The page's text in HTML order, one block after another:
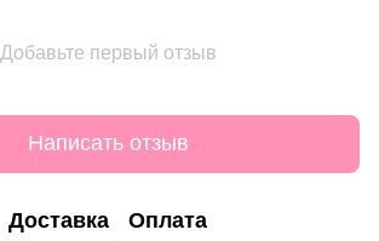
Добавьте первый отзыв
Написать отзыв
Доставка Оплата